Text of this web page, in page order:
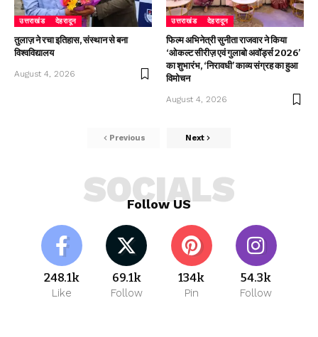
उत्तराखंड देहरादून
तुलाज़ ने रचा इतिहास, संस्थान से बना
विश्वविद्यालय
August 4, 2026
उत्तराखंड देहरादून
फिल्म अभिनेत्री सुनीता राजवार ने किया
‘ओकल्ट सीरीज़ एवं गुलाबो अवॉर्ड्स 2026’
का शुभारंभ, ‘निरावधी’ काव्य संग्रह का हुआ
विमोचन
August 4, 2026
Previous Next
Follow US
SOCIALS
248.1k
Like
69.1k
Follow
134k
Pin
54.3k
Follow